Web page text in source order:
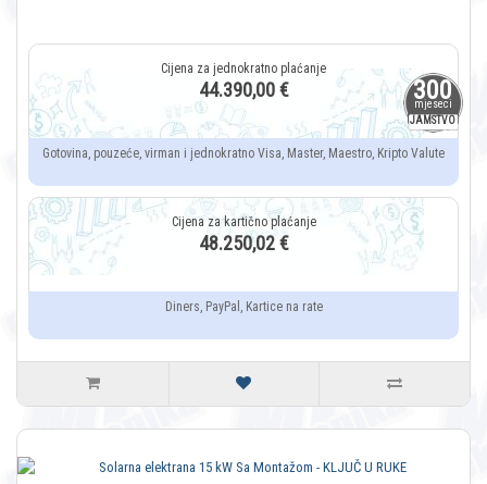
300
mjeseci
JAMSTVO
44.390,00 €
Gotovina, pouzeće, virman i jednokratno Visa, Master, Maestro, Kripto Valute
48.250,02 €
Diners, PayPal, Kartice na rate